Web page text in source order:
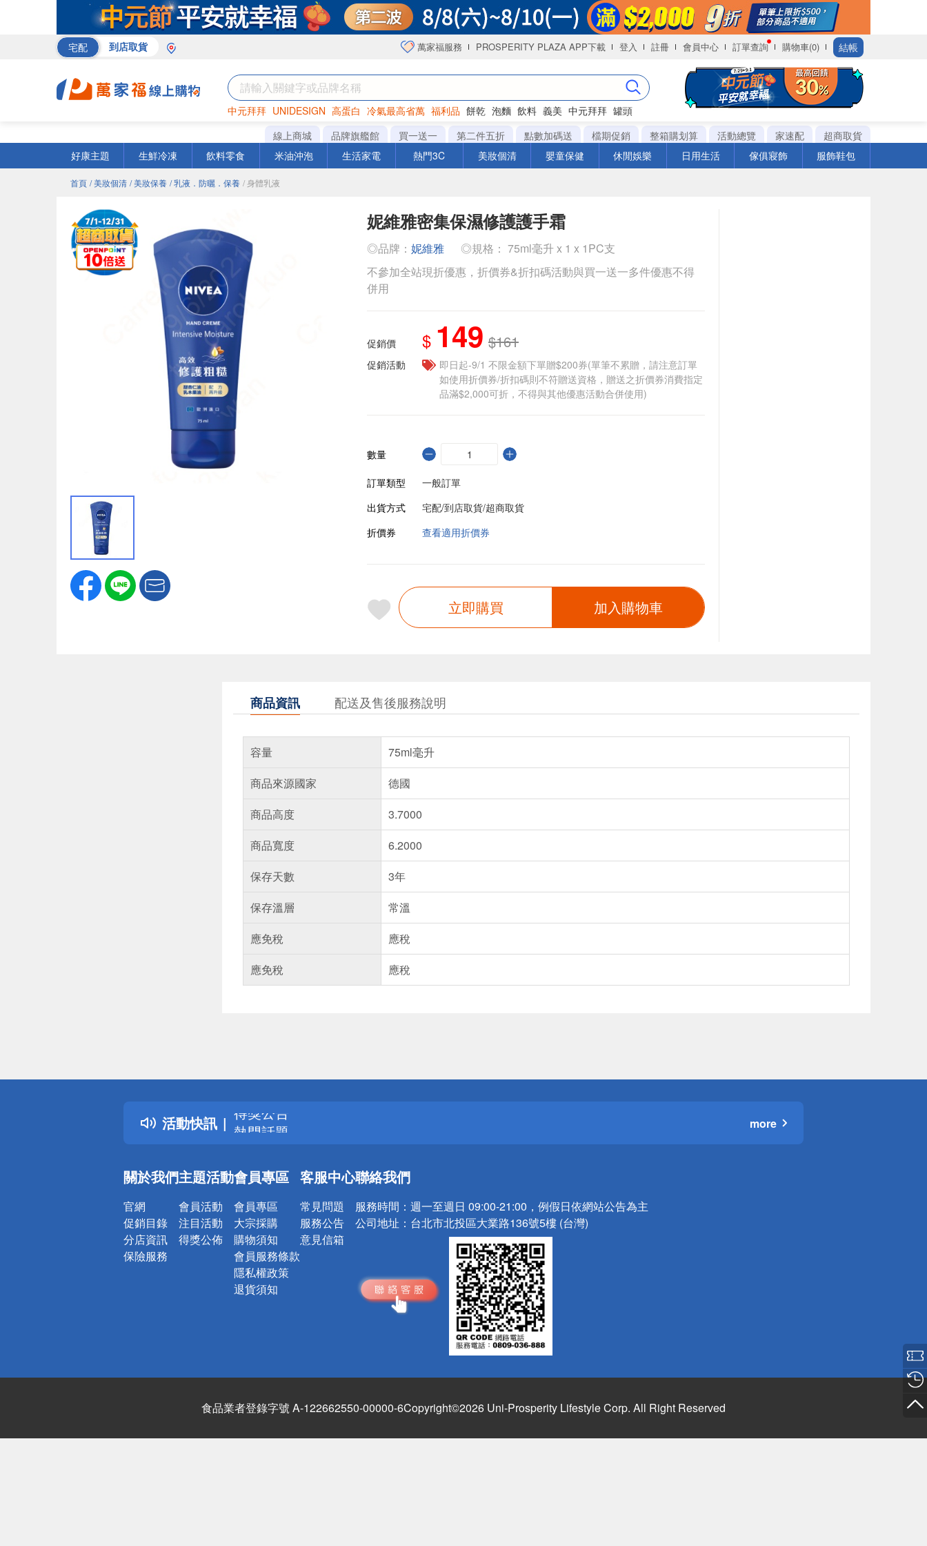
宅配 到店取貨 萬家福服務 PROSPERITY PLAZA APP下載 登入 註冊 會員中心 訂單查詢 購物車(0) 結帳
中元拜拜 UNIDESIGN 高蛋白 冷氣最高省萬 福利品 餅乾 泡麵 飲料 義美 中元拜拜 罐頭
巧克力 衛生紙 咖啡
線上商城 品牌旗艦館 買一送一 第二件五折 點數加碼送 檔期促銷 整箱購划算 活動總覽 家速配
超商取貨
好康主題
生鮮冷凍 飲料零食 米油沖泡 生活家電 熱門3C 美妝個清 嬰童保健 休閒娛樂 日用生活 傢俱寢飾 服飾鞋包
首頁 / 美妝個清 / 美妝保養 / 乳液．防曬．保養 / 身體乳液
妮維雅密集保濕修護護手霜
◎品牌： 妮維雅
◎規格： 75ml毫升 x 1 x 1PC支
不參加全站現折優惠，折價券&折扣碼活動與買一送一多件優惠不得
併用
促銷價 $ 149 $161
促銷活動
即日起-9/1 不限金額下單贈$200券(單筆不累贈，請注意訂單
如使用折價券/折扣碼則不符贈送資格，贈送之折價券消費指定
品滿$2,000可折，不得與其他優惠活動合併使用)
數量
訂單類型
一般訂單
出貨方式
宅配/到店取貨/超商取貨
折價券
查看適用折價券
立即購買 加入購物車
商品資訊 配送及售後服務說明
容量
75ml毫升
商品來源國家
德國
商品高度
3.7000
商品寬度
6.2000
保存天數
3年
保存溫層
常溫
應免稅
應稅
應免稅
應稅
活動快訊
詐騙網頁！請小心！
得獎公告
熱門話題
銀行優惠
詐騙網頁！請小心！
more
關於我們
官網
促銷目錄
分店資訊
保險服務
主題活動
會員活動
注目活動
得獎公佈
會員專區
會員專區
大宗採購
購物須知
會員服務條款
隱私權政策
退貨須知
客服中心
常見問題
服務公告
意見信箱
聯絡我們
服務時間： 週一至週日 09:00-21:00，例假日依網站公告為主
公司地址： 台北市北投區大業路136號5樓 (台灣)
食品業者登錄字號 A-122662550-00000-6Copyright©2026 Uni-Prosperity Lifestyle Corp. All Right Reserved